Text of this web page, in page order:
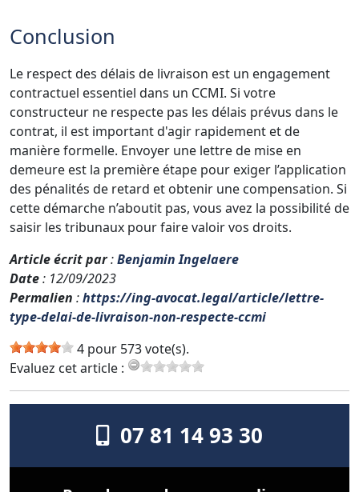
Conclusion
Le respect des délais de livraison est un engagement
contractuel essentiel dans un CCMI. Si votre
constructeur ne respecte pas les délais prévus dans le
contrat, il est important d'agir rapidement et de
manière formelle. Envoyer une lettre de mise en
demeure est la première étape pour exiger l’application
des pénalités de retard et obtenir une compensation. Si
cette démarche n’aboutit pas, vous avez la possibilité de
saisir les tribunaux pour faire valoir vos droits.
Article écrit par:Benjamin Ingelaere
Date: 12/09/2023
Permalien :https://ing-avocat.legal/article/lettre-
type-delai-de-livraison-non-respecte-ccmi
4 pour 573 vote(s).
Evaluez cet article :
07 81 14 93 30